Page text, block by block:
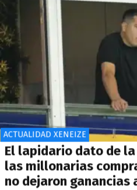
ACTUALIDAD XENEIZE
El lapidario dato de
las millonarias
no dejaron ganancias